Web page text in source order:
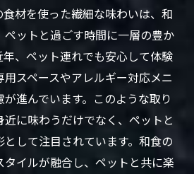
材を使った繊細な味わいは、和
ットと過ごす時間に一層の豊か
、ペット連れでも安心して体験
スペースやアレルギー対応メニ
進んでいます。このような取り
に味わうだけでなく、ペットと
して注目されています。和食の
イルが融合し、ペットと共に楽